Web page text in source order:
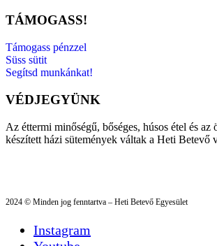
TÁMOGASS!
Támogass pénzzel
Süss sütit
Segítsd munkánkat!
VÉDJEGYÜNK
Az éttermi minőségű, bőséges, húsos étel és az
készített házi sütemények váltak a Heti Betevő
2024 © Minden jog fenntartva – Heti Betevő Egyesület
Instagram